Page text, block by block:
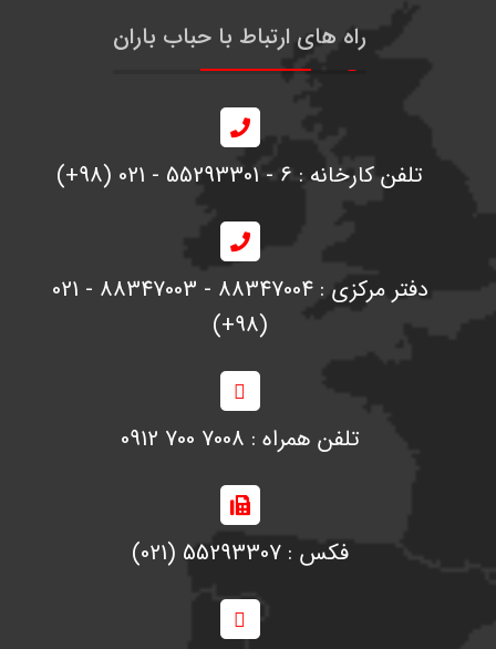
راه های ارتباط با حباب باران
تلفن کارخانه : 6 - 55293301 - 021 (98+)
دفتر مرکزی : 88347004 - 88347003 - 021
(98+)
تلفن همراه : 7008 700 0912
فکس : 55293307 (021)